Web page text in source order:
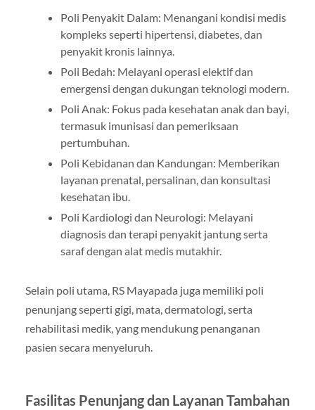
Poli Penyakit Dalam: Menangani kondisi medis
kompleks seperti hipertensi, diabetes, dan
penyakit kronis lainnya.
Poli Bedah: Melayani operasi elektif dan
emergensi dengan dukungan teknologi modern.
Poli Anak: Fokus pada kesehatan anak dan bayi,
termasuk imunisasi dan pemeriksaan
pertumbuhan.
Poli Kebidanan dan Kandungan: Memberikan
layanan prenatal, persalinan, dan konsultasi
kesehatan ibu.
Poli Kardiologi dan Neurologi: Melayani
diagnosis dan terapi penyakit jantung serta
saraf dengan alat medis mutakhir.
Selain poli utama, RS Mayapada juga memiliki poli
penunjang seperti gigi, mata, dermatologi, serta
rehabilitasi medik, yang mendukung penanganan
pasien secara menyeluruh.
Fasilitas Penunjang dan Layanan Tambahan